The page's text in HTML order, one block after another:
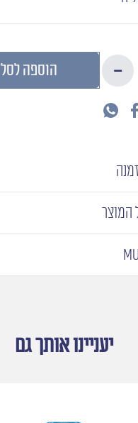
של
מחית
הוספה לסל
יעניינו אותך גם